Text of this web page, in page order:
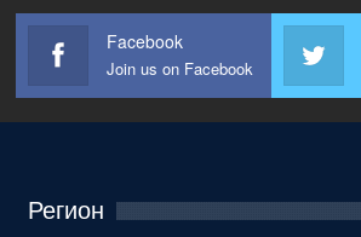
Facebook
Join us on Facebook
Регион